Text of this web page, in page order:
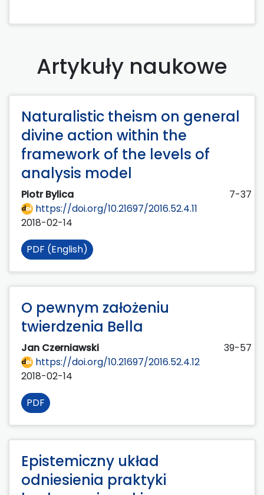
Artykuły naukowe
Naturalistic theism on general
divine action within the
framework of the levels of
analysis model
Piotr Bylica
7-37
https://doi.org/10.21697/2016.52.4.11
2018-02-14
PDF (English)
O pewnym założeniu
twierdzenia Bella
Jan Czerniawski
39-57
https://doi.org/10.21697/2016.52.4.12
2018-02-14
PDF
Epistemiczny układ
odniesienia praktyki